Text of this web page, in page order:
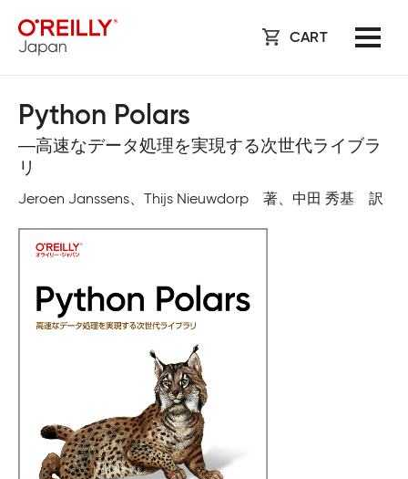
CART
Python Polars
―高速なデータ処理を実現する次世代ライブラ
リ
Jeroen Janssens、Thijs Nieuwdorp 著、中田 秀基 訳